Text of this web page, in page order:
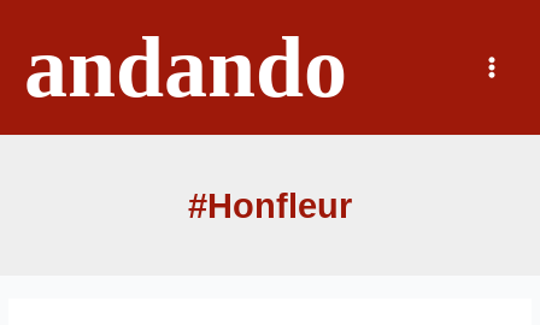
springenandando
Main
Menu
#Honfleur